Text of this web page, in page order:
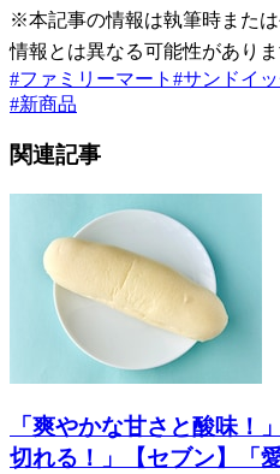
※本記事の情報は執筆時また
情報とは異なる可能性がありま
#ファミリーマート #サンドイ
#新商品
関連記事
「爽やかな甘さと酸味！
切れる！」【セブン】「